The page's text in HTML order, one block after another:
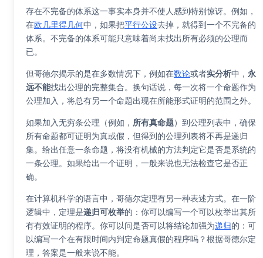
存在不完备的体系这一事实本身并不使人感到特别惊讶。例如，
在欧几里得几何中，如果把平行公设去掉，就得到一个不完备的
体系。不完备的体系可能只意味着尚未找出所有必须的公理而
已。
但哥德尔揭示的是在多数情况下，例如在数论或者实分析中， 永
远不能找出公理的完整集合。换句话说，每一次将一个命题作为
公理加入，将总有另一个命题出现在所能形式证明的范围之外。
如果加入无穷条公理（例如， 所有真命题）到公理列表中，确保
所有命题都可证明为真或假，但得到的公理列表将不再是递归
集。给出任意一条命题，将没有机械的方法判定它是否是系统的
一条公理。如果给出一个证明，一般来说也无法检查它是否正
确。
在计算机科学的语言中，哥德尔定理有另一种表述方式。在一阶
逻辑中，定理是递归可枚举的：你可以编写一个可以枚举出其所
有有效证明的程序。你可以问是否可以将结论加强为递归 的：可
以编写一个在有限时间内判定命题真假的程序吗？根据哥德尔定
理，答案是一般来说不能。